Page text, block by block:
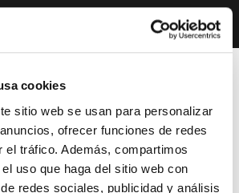
cookies
sitio web se usan para personalizar
ofrecer funciones de redes
el tráfico. Además, compartimos
uso que haga del sitio web con
redes sociales, publicidad y análisis